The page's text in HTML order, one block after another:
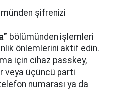
şifrenizi
bölümünden işlemleri
önlemlerini aktif edin.
için cihaz passkey,
veya üçüncü parti
numarası ya da